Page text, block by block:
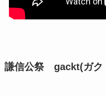
謙信公祭 gackt(ガク